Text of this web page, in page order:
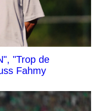
"Trop de
Fahmy